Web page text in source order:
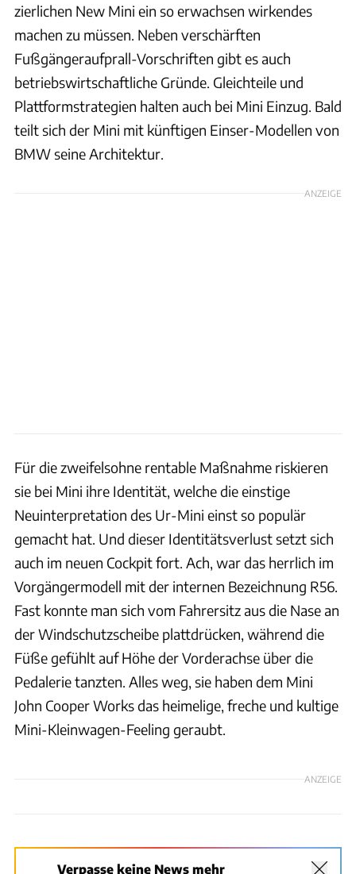
zierlichen New Mini ein so erwachsen wirkendes
machen zu müssen. Neben verschärften
Fußgängeraufprall-Vorschriften gibt es auch
betriebswirtschaftliche Gründe. Gleichteile und
Plattformstrategien halten auch bei Mini Einzug. Bald
teilt sich der Mini mit künftigen Einser-Modellen von
BMW seine Architektur.
ANZEIGE
Für die zweifelsohne rentable Maßnahme riskieren
sie bei Mini ihre Identität, welche die einstige
Neuinterpretation des Ur-Mini einst so populär
gemacht hat. Und dieser Identitätsverlust setzt sich
auch im neuen Cockpit fort. Ach, war das herrlich im
Vorgängermodell mit der internen Bezeichnung R56.
Fast konnte man sich vom Fahrersitz aus die Nase an
der Windschutzscheibe plattdrücken, während die
Füße gefühlt auf Höhe der Vorderachse über die
Pedalerie tanzten. Alles weg, sie haben dem Mini
John Cooper Works das heimelige, freche und kultige
Mini-Kleinwagen-Feeling geraubt.
ANZEIGE
Verpasse keine News mehr